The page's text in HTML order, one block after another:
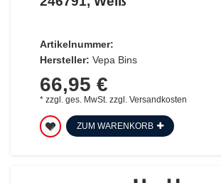
Artikelnummer:
Hersteller: Vepa Bins
66,95 €
* zzgl. ges. MwSt.zzgl. Versandkosten
ZUM WARENKORB